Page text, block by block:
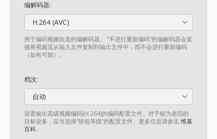
编解码器:
H.264 (AVC)
用于编码视频轨道的编解码器。 “不进行重新编码”的编解码器会直
接将视频流从输入文件复制到输出文件中，而不会进行重新编码
（如有可能）。
档次:
自动
设置输出高级视频编码(H.264)的编码配置文件。对于较为老旧的
目标设备，应当选择“较低等级”的配置文件。更多信息请参见维基
百科。